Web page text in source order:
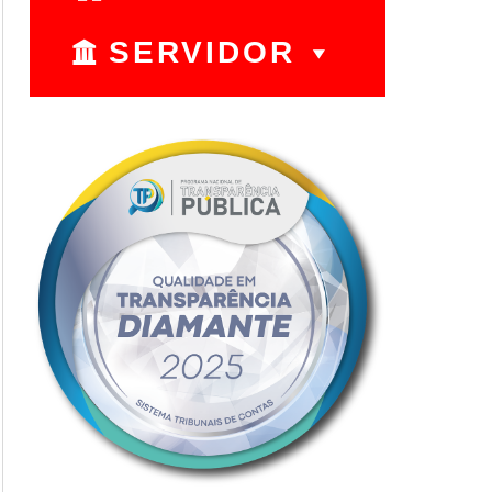
SERVIDOR